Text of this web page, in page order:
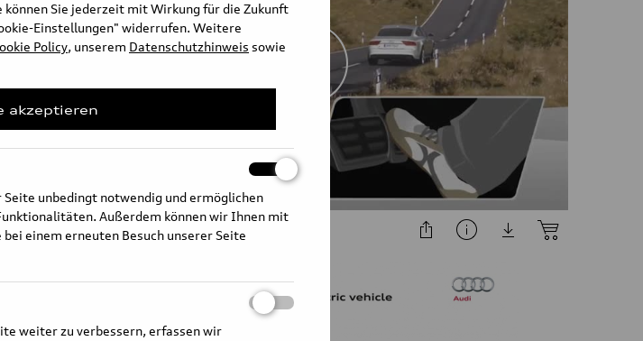
iHEV system
Sie jederzeit mit Wirkung für die Zukunft
Einstellungen" widerrufen. Weitere
Policy, unserem Datenschutzhinweis sowie
akzeptieren
Seite unbedingt notwendig und ermöglichen
Außerdem können wir Ihnen mit
einem erneuten Besuch unserer Seite
weiter zu verbessern, erfassen wir